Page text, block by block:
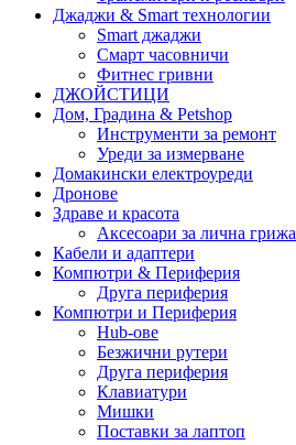
Джаджи & Smart технологии
Smart джаджи
Смарт часовничи
Фитнес гривни
ДЖОЙСТИЦИ
Дом, Градина & Petshop
Инструменти за ремонт
Уреди за измерване
Домакински електроуреди
Дронове
Здраве и красота
Аксесоари за лична грижа
Кабели и адаптери
Компютри & Периферия
Друга периферия
Компютри и Периферия
Hub-ове
Безжични рутери
Друга периферия
Клавиатури
Мишки
Поставки за лаптоп